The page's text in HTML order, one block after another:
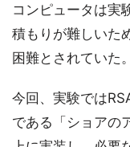
コンピュータは実
積もりが難しいた
困難とされていた。
今回、実験では
である「ショアの